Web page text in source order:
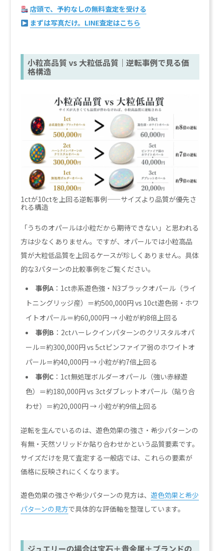
店頭で、予約なしの無料査定を受ける
まずは写真だけ。LINE査定はこちら
小粒高品質 vs 大粒低品質｜逆転事例で見る価
格構造
1ctが10ctを上回る逆転事例——サイズより品質が優先さ
れる構造
「うちのオパールは小粒だから期待できない」と思われる
方は少なくありません。ですが、オパールでは小粒高品
質が大粒低品質を上回るケースが珍しくありません。具体
的な3パターンの比較事例をご覧ください。
事例A ：1ct赤系遊色強・N3ブラックオパール（ライ
トニングリッジ産）＝約500,000円 vs 10ct遊色弱・ホワ
イトオパール＝約60,000円 → 小粒が約8倍上回る
事例B ：2ctハーレクインパターンのクリスタルオパ
ール＝約300,000円 vs 5ctピンファイア弱のホワイトオ
パール＝約40,000円 → 小粒が約7倍上回る
事例C ：1ct無処理ボルダーオパール（強い赤緑遊
色）＝約180,000円 vs 3ctダブレットオパール（貼り合
わせ）＝約20,000円 → 小粒が約9倍上回る
逆転を生んでいるのは、遊色効果の強さ・希少パターンの
有無・天然ソリッドか貼り合わせかという品質要素です。
サイズだけを見て査定する一般店では、これらの要素が
価格に反映されにくくなります。
遊色効果の強さや希少パターンの見方は、遊色効果と希少
パターンの見方で具体的な評価軸を整理しています。
ジュエリーの場合は宝石＋貴金属＋ブランドの